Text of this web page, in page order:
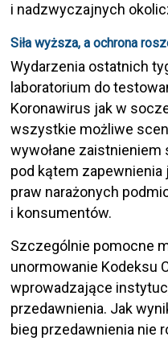
i nadzwyczajnych
Siła wyższa, a ochrona
Wydarzenia ostatnich
laboratorium do
Koronawirus jak w
wszystkie możliwe
wywołane zaistnieniem
pod kątem
praw narażonych
i konsumentów.
Szczególnie pomocne
unormowanie Kodeksu
wprowadzające
przedawnienia. Jak
bieg przedawnienia nie